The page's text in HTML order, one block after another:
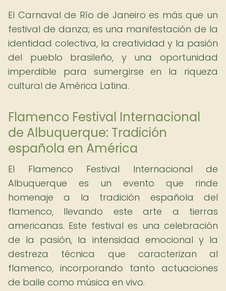
El Carnaval de Río de Janeiro es más que un
festival de danza; es una manifestación de la
identidad colectiva, la creatividad y la pasión
del pueblo brasileño, y una oportunidad
imperdible para sumergirse en la riqueza
cultural de América Latina.
Flamenco Festival Internacional
de Albuquerque: Tradición
española en América
El Flamenco Festival Internacional de
Albuquerque es un evento que rinde
homenaje a la tradición española del
flamenco, llevando este arte a tierras
americanas. Este festival es una celebración
de la pasión, la intensidad emocional y la
destreza técnica que caracterizan al
flamenco, incorporando tanto actuaciones
de baile como música en vivo.